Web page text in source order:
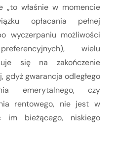
„to właśnie w momencie
opłacania pełnej
wyczerpaniu możliwości
wielu
się na zakończenie
gdyż gwarancja odległego
emerytalnego, czy
rentowego, nie jest w
im bieżącego, niskiego